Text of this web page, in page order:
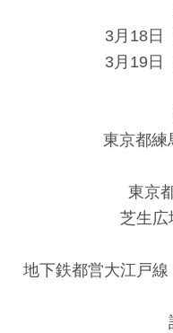
3月18日
3月19日
東京都練
東京
芝生広
地下鉄都営大江戸